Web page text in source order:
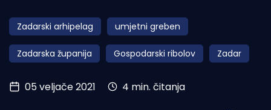
Obala
Otoci
Turizam i nautika
Pomorstvo
Zadarski arhipelag umjetni greben
Zadarska županija Gospodarski ribolov Zadar
05 veljače 2021 4 min. čitanja